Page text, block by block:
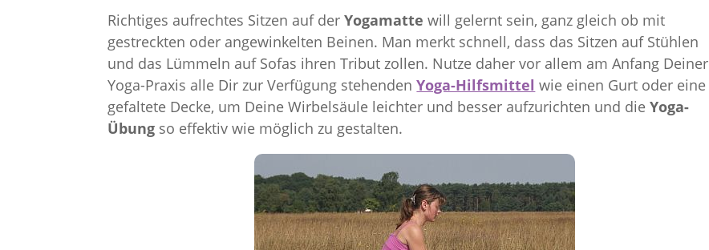
Richtiges aufrechtes Sitzen auf derYogamatte will gelernt sein, ganz gleich ob mit
gestreckten oder angewinkelten Beinen. Man merkt schnell, dass das Sitzen auf Stühlen
und das Lümmeln auf Sofas ihren Tribut zollen. Nutze daher vor allem am Anfang Deiner
Yoga-Praxis alle Dir zur Verfügung stehendenYoga-Hilfsmittel wie einen Gurt oder eine
gefaltete Decke, um Deine Wirbelsäule leichter und besser aufzurichten und dieYoga-
Übung so effektiv wie möglich zu gestalten.